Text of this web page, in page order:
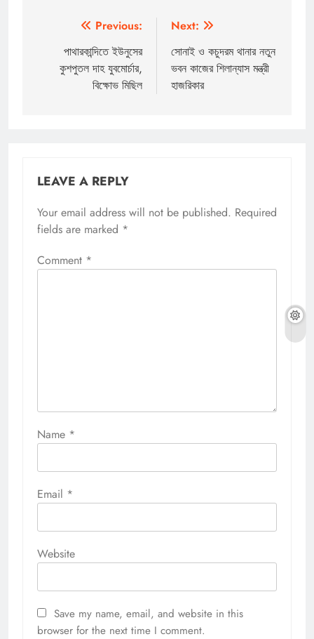
navigation
Previous:
পাথারকান্দিতে ইউনুসের
কুশপুতল দাহ যুবমোর্চার,
বিক্ষোভ মিছিল
Next:
সোনাই ও কচুদরম থানার নতুন
ভবন কাজের শিলান্যাস মন্ত্রী
হাজরিকার
LEAVE A REPLY
Your email address will not be published. Required
fields are marked *
Comment *
Name *
Email *
Website
Save my name, email, and website in this
browser for the next time I comment.